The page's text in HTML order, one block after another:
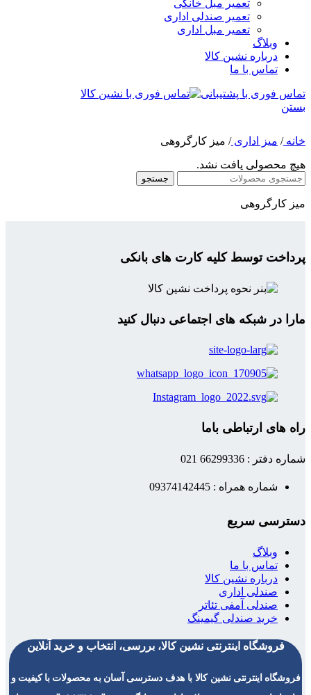
تعمیر مبل خانگی
تعمیر صندلی اداری
تعمیر مبل اداری
وبلاگ
درباره نشین کالا
تماس با ما
تماس فوری با پشتیبانی
بستن
خانه/ میز اداری/ میز کارگروهی
هیچ محصولی یافت نشد.
جستجو
میز کارگروهی
پرداخت توسط کلیه کارت های بانکی
مارا در شبکه های اجتماعی دنبال کنید
راه های ارتباطی باما
شماره دفتر : 66299336 021
شماره همراه : 09374142445
دسترسی سریع
وبلاگ
تماس با ما
درباره نشین کالا
صندلی اداری
صندلی آمفی تئاتر
خرید صندلی گیمینگ
فروشگاه اینترنتی نشین کالا، بررسی، انتخاب و خرید آنلاین
فروشگاه اینترنتی نشین کالا با هدف دسترسی آسان به محصولات با کیفیت و